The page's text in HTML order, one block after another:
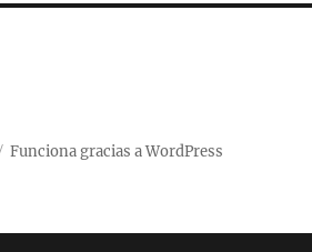
Funciona gracias a WordPress